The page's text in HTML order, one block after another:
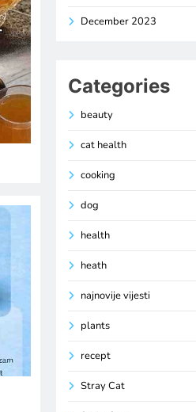
December 2023
Categories
beauty
cat health
cooking
dog
health
heath
najnovije vijesti
plants
recept
Stray Cat